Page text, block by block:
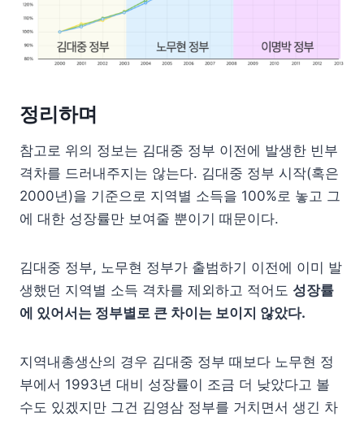
정리하며
참고로 위의 정보는 김대중 정부 이전에 발생한 빈부
격차를 드러내주지는 않는다. 김대중 정부 시작(혹은
2000년)을 기준으로 지역별 소득을 100%로 놓고 그
에 대한 성장률만 보여줄 뿐이기 때문이다.
김대중 정부, 노무현 정부가 출범하기 이전에 이미 발
생했던 지역별 소득 격차를 제외하고 적어도 성장률
에 있어서는 정부별로 큰 차이는 보이지 않았다.
지역내총생산의 경우 김대중 정부 때보다 노무현 정
부에서 1993년 대비 성장률이 조금 더 낮았다고 볼
수도 있겠지만 그건 김영삼 정부를 거치면서 생긴 차